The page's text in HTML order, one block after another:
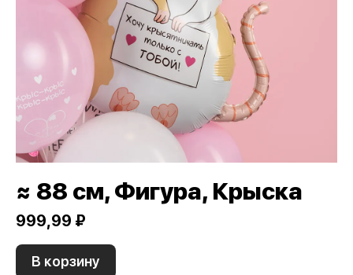
≈ 88 см, Фигура, Крыска
999,99 ₽
В корзину